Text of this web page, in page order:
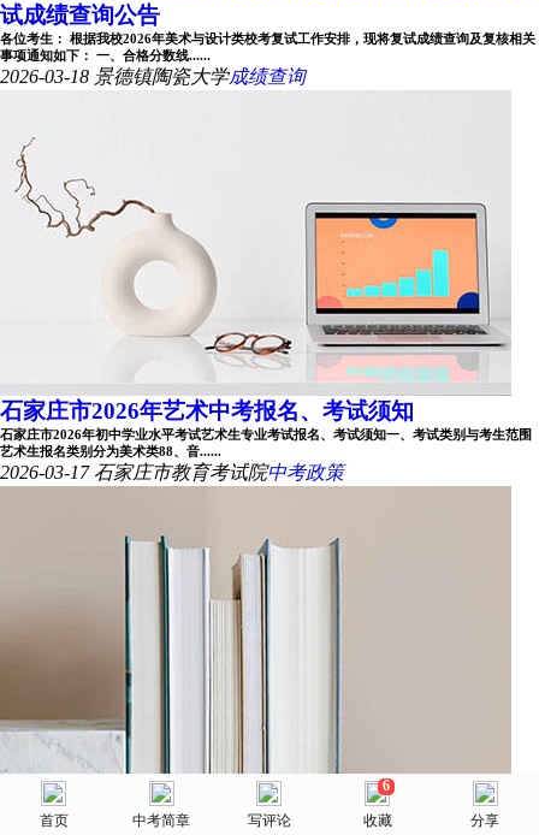
首页
美术网
选择省份 院校库 消息 我的
试成绩查询公告
各位考生： 根据我校2026年美术与设计类校考复试工作安排，现将复试成绩查询及复核相关
事项通知如下： 一、合格分数线......
2026-03-18 景德镇陶瓷大学成绩查询
石家庄市2026年艺术中考报名、考试须知
石家庄市2026年初中学业水平考试艺术生专业考试报名、考试须知一、考试类别与考生范围
艺术生报名类别分为美术类88、音......
2026-03-17 石家庄市教育考试院中考政策
沈阳师范大学附属艺术学校2026年招生简章
沈阳师范大学附属艺术学校是公办国家级 重点中专，始建于1959年，前身为辽宁戏曲学 校、
首页 中考简章 写评论
6
收藏 分享